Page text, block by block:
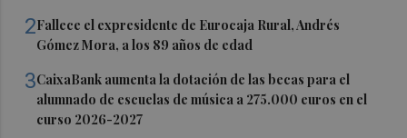
2Fallece el expresidente de Eurocaja Rural, Andrés
Gómez Mora, a los 89 años de edad
3CaixaBank aumenta la dotación de las becas para el
alumnado de escuelas de música a 275.000 euros en el
curso 2026-2027